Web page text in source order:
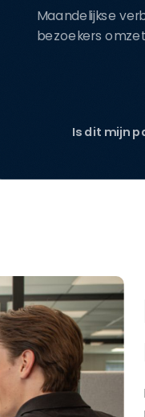
Maandelijkse
bezoekers
Is dit mijn